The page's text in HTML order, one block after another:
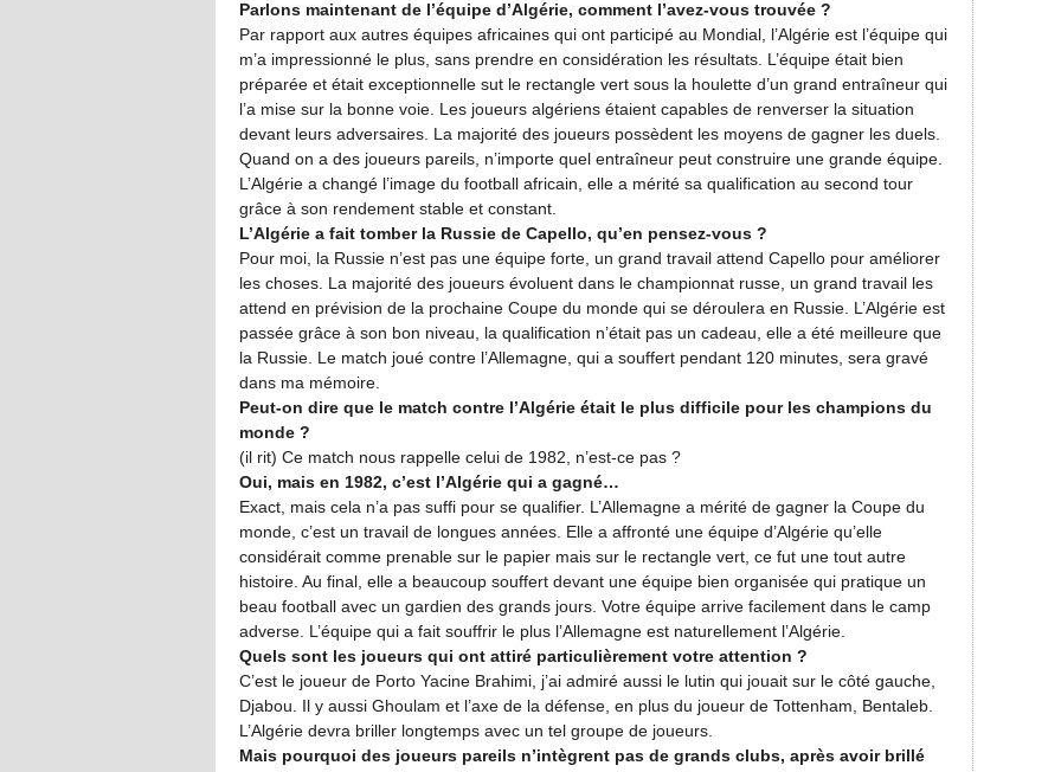
Parlons maintenant de l’équipe d’Algérie, comment l’avez-vous trouvée ?
Par rapport aux autres équipes africaines qui ont participé au Mondial, l’Algérie est l’équipe qui
m’a impressionné le plus, sans prendre en considération les résultats. L’équipe était bien
préparée et était exceptionnelle sut le rectangle vert sous la houlette d’un grand entraîneur qui
l’a mise sur la bonne voie. Les joueurs algériens étaient capables de renverser la situation
devant leurs adversaires. La majorité des joueurs possèdent les moyens de gagner les duels.
Quand on a des joueurs pareils, n’importe quel entraîneur peut construire une grande équipe.
L’Algérie a changé l’image du football africain, elle a mérité sa qualification au second tour
grâce à son rendement stable et constant.
L’Algérie a fait tomber la Russie de Capello, qu’en pensez-vous ?
Pour moi, la Russie n’est pas une équipe forte, un grand travail attend Capello pour améliorer
les choses. La majorité des joueurs évoluent dans le championnat russe, un grand travail les
attend en prévision de la prochaine Coupe du monde qui se déroulera en Russie. L’Algérie est
passée grâce à son bon niveau, la qualification n’était pas un cadeau, elle a été meilleure que
la Russie. Le match joué contre l’Allemagne, qui a souffert pendant 120 minutes, sera gravé
dans ma mémoire.
Peut-on dire que le match contre l’Algérie était le plus difficile pour les champions du
monde ?
(il rit) Ce match nous rappelle celui de 1982, n’est-ce pas ?
Oui, mais en 1982, c’est l’Algérie qui a gagné…
Exact, mais cela n’a pas suffi pour se qualifier. L’Allemagne a mérité de gagner la Coupe du
monde, c’est un travail de longues années. Elle a affronté une équipe d’Algérie qu’elle
considérait comme prenable sur le papier mais sur le rectangle vert, ce fut une tout autre
histoire. Au final, elle a beaucoup souffert devant une équipe bien organisée qui pratique un
beau football avec un gardien des grands jours. Votre équipe arrive facilement dans le camp
adverse. L’équipe qui a fait souffrir le plus l’Allemagne est naturellement l’Algérie.
Quels sont les joueurs qui ont attiré particulièrement votre attention ?
C’est le joueur de Porto Yacine Brahimi, j’ai admiré aussi le lutin qui jouait sur le côté gauche,
Djabou. Il y aussi Ghoulam et l’axe de la défense, en plus du joueur de Tottenham, Bentaleb.
L’Algérie devra briller longtemps avec un tel groupe de joueurs.
Mais pourquoi des joueurs pareils n’intègrent pas de grands clubs, après avoir brillé